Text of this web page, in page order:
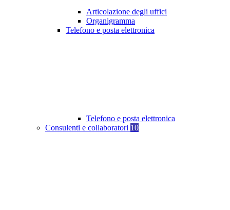
Articolazione degli uffici
Organigramma
Telefono e posta elettronica
Telefono e posta elettronica
Consulenti e collaboratori 10